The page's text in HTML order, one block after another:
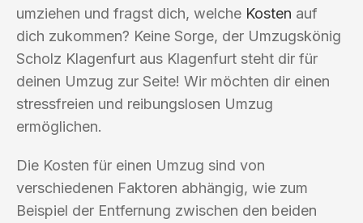
umziehen und fragst dich, welche Kosten auf
dich zukommen? Keine Sorge, der Umzugskönig
Scholz Klagenfurt aus Klagenfurt steht dir für
deinen Umzug zur Seite! Wir möchten dir einen
stressfreien und reibungslosen Umzug
ermöglichen.
Die Kosten für einen Umzug sind von
verschiedenen Faktoren abhängig, wie zum
Beispiel der Entfernung zwischen den beiden